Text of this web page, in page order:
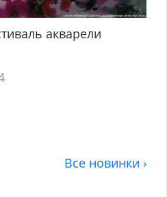
акварели
Все новинки ›